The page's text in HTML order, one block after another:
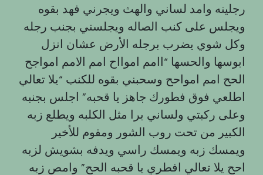
رجلينه وامد لساني والهث ويجرني فهد بقوه
ويجلس على كنب الصاله ويجلسني بجنب رجله
وكل شوي يضرب برجله الأرض عشان انزل
ابوسها والحسها “اامم اموااح امم الامم امواجح
الحح امم امواحح وسحبني بقوه للكنب “يلا تعالي
اطلعي فوق فطورك جاهز يا قحبه” اجلس بجنبه
وعلى ركبتي ولساني برا مثل الكلبه ويطلع زبه
الكبير من تحت روب الشور ومقوم للأخير
ويمسك زبه ويمسك راسي ويدفه بشويش لزبه
احح يلا تعالي افطري يا قحبه الحح” وامص زبه